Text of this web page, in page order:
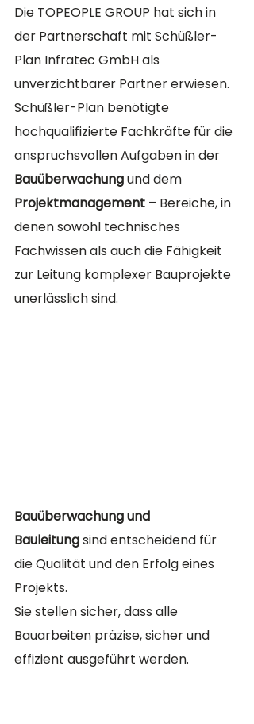
Die TOPEOPLE GROUP hat sich in
der Partnerschaft mit Schüßler-
Plan Infratec GmbH als
unverzichtbarer Partner erwiesen.
Schüßler-Plan benötigte
hochqualifizierte Fachkräfte für die
anspruchsvollen Aufgaben in der
Bauüberwachung und dem
Projektmanagement – Bereiche, in
denen sowohl technisches
Fachwissen als auch die Fähigkeit
zur Leitung komplexer Bauprojekte
unerlässlich sind.
Bauüberwachung und
Bauleitung sind entscheidend für
die Qualität und den Erfolg eines
Projekts.
Sie stellen sicher, dass alle
Bauarbeiten präzise, sicher und
effizient ausgeführt werden.